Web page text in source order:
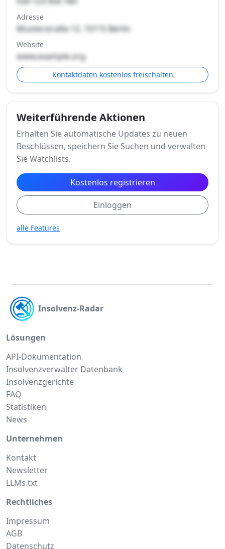
Adresse
Musterstraße 12, 10115 Berlin
Website
www.example.org
Kontaktdaten kostenlos freischalten
Weiterführende Aktionen
Erhalten Sie automatische Updates zu neuen
Beschlüssen, speichern Sie Suchen und verwalten
Sie Watchlists.
Kostenlos registrieren
Einloggen
alle Features
Insolvenz-Radar
Lösungen
API-Dokumentation
Insolvenzverwalter Datenbank
Insolvenzgerichte
FAQ
Statistiken
News
Unternehmen
Kontakt
Newsletter
LLMs.txt
Rechtliches
Impressum
AGB
Datenschutz